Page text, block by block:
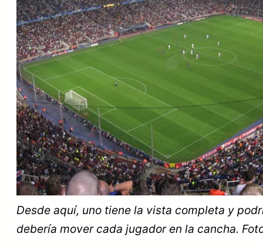
Desde aquí, uno tiene la vista completa y
debería mover cada jugador en la cancha.